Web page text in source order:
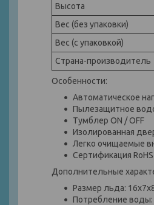
Высота
Вес (без упаковки)
Вес (с упаковкой)
Страна-производитель
Особенности:
Автоматическое
Пылезащитное
Тумблер ON / OFF
Изолированная
Легко очищаемые
Сертификация RoHS
Дополнительные
Размер льда:
Потребление воды: